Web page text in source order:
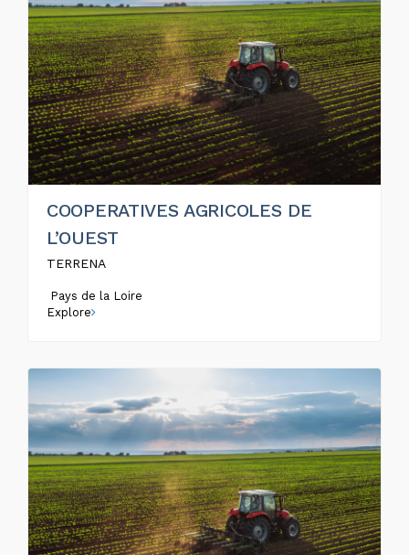
COOPERATIVES AGRICOLES DE
L’OUEST
TERRENA
Pays de la Loire
Explore